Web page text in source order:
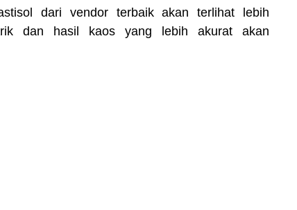
dari vendor terbaik akan terlihat lebih
dan hasil kaos yang lebih akurat akan